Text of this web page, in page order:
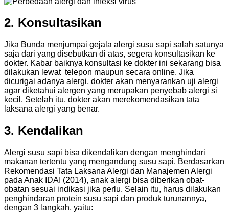
2. Konsultasikan
Jika Bunda menjumpai gejala alergi susu sapi salah satunya
saja dari yang disebutkan di atas, segera konsultasikan ke
dokter. Kabar baiknya konsultasi ke dokter ini sekarang bisa
dilakukan lewat telepon maupun secara online. Jika
dicurigai adanya alergi, dokter akan menyarankan uji alergi
agar diketahui alergen yang merupakan penyebab alergi si
kecil. Setelah itu, dokter akan merekomendasikan tata
laksana alergi yang benar.
3. Kendalikan
Alergi susu sapi bisa dikendalikan dengan menghindari
makanan tertentu yang mengandung susu sapi. Berdasarkan
Rekomendasi Tata Laksana Alergi dan Manajemen Alergi
pada Anak IDAI (2014), anak alergi bisa diberikan obat-
obatan sesuai indikasi jika perlu. Selain itu, harus dilakukan
penghindaran protein susu sapi dan produk turunannya,
dengan 3 langkah, yaitu: